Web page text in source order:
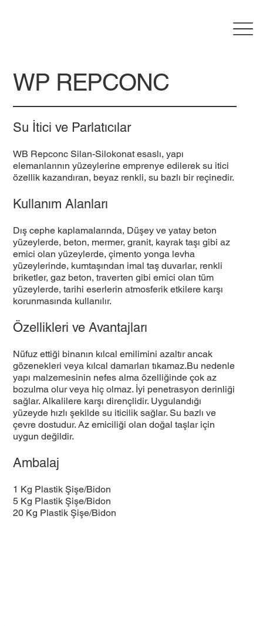
WP REPCONC
Su İtici ve Parlatıcılar
WB Repconc Silan-Silokonat esaslı, yapı
elemanlarının yüzeylerine emprenye edilerek su itici
özellik kazandıran, beyaz renkli, su bazlı bir reçinedir.
Kullanım Alanları
Dış cephe kaplamalarında, Düşey ve yatay beton
yüzeylerde, beton, mermer, granit, kayrak taşı gibi az
emici olan yüzeylerde, çimento yonga levha
yüzeylerinde, kumtaşından imal taş duvarlar, renkli
briketler, gaz beton, traverten gibi emici olan tüm
yüzeylerde, tarihi eserlerin atmosferik etkilere karşı
korunmasında kullanılır.
Özellikleri ve Avantajları
Nüfuz ettiği binanın kılcal emilimini azaltır ancak
gözenekleri veya kılcal damarları tıkamaz.Bu nedenle
yapı malzemesinin nefes alma özelliğinde çok az
bozulma olur veya hiç olmaz. İyi penetrasyon derinliği
sağlar. Alkalilere karşı dirençlidir. Uygulandığı
yüzeyde hızlı şekilde su iticilik sağlar. Su bazlı ve
çevre dostudur. Az emiciliği olan doğal taşlar için
uygun değildir.
Ambalaj
1 Kg Plastik Şişe/Bidon
5 Kg Plastik Şişe/Bidon
20 Kg Plastik Şişe/Bidon